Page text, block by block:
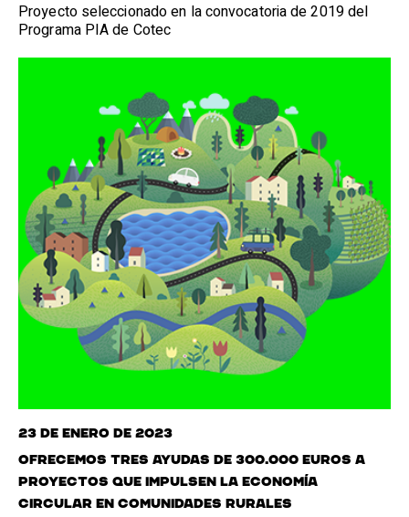
Proyecto seleccionado en la convocatoria de 2019 del
Programa PIA de Cotec
23 de enero de 2023
Ofrecemos tres ayudas de 300.000 euros a
proyectos que impulsen la economía
circular en comunidades rurales